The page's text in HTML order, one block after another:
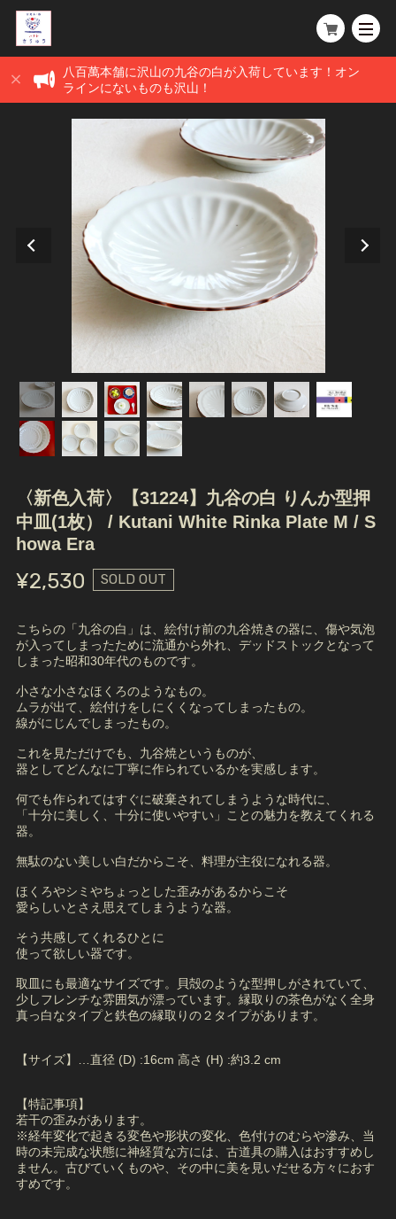
八百萬本舗に沢山の九谷の白が入荷しています！オン
ラインにないものも沢山！
〈新色入荷〉【31224】九谷の白 りんか型押
中皿(1枚） / Kutani White Rinka Plate M / S
howa Era
¥2,530 SOLD OUT
こちらの「九谷の白」は、絵付け前の九谷焼きの器に、傷や気泡
が入ってしまったために流通から外れ、デッドストックとなって
しまった昭和30年代のものです。
小さな小さなほくろのようなもの。
ムラが出て、絵付けをしにくくなってしまったもの。
線がにじんでしまったもの。
これを見ただけでも、九谷焼というものが、
器としてどんなに丁寧に作られているかを実感します。
何でも作られてはすぐに破棄されてしまうような時代に、
「十分に美しく、十分に使いやすい」ことの魅力を教えてくれる
器。
無駄のない美しい白だからこそ、料理が主役になれる器。
ほくろやシミやちょっとした歪みがあるからこそ
愛らしいとさえ思えてしまうような器。
そう共感してくれるひとに
使って欲しい器です。
取皿にも最適なサイズです。貝殻のような型押しがされていて、
少しフレンチな雰囲気が漂っています。縁取りの茶色がなく全身
真っ白なタイプと鉄色の縁取りの２タイプがあります。
【サイズ】…直径 (D) :16cm 高さ (H) :約3.2 cm
【特記事項】
若干の歪みがあります。
※経年変化で起きる変色や形状の変化、色付けのむらや滲み、当
時の未完成な状態に神経質な方には、古道具の購入はおすすめし
ません。古びていくものや、その中に美を見いだせる方々におす
すめです。